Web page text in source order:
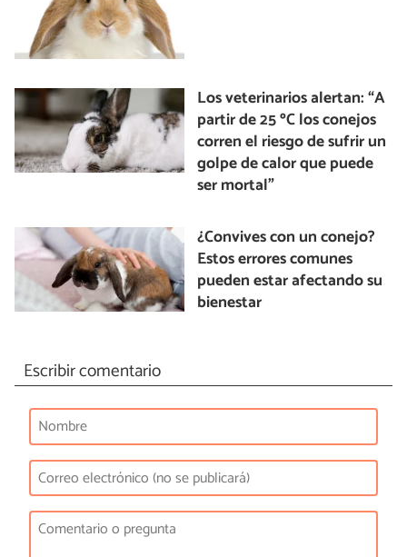
Los veterinarios alertan: “A
partir de 25 ºC los conejos
corren el riesgo de sufrir un
golpe de calor que puede
ser mortal”
¿Convives con un conejo?
Estos errores comunes
pueden estar afectando su
bienestar
Escribir comentario